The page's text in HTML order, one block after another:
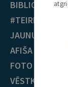
BIBLIOTĒKA
#TEIRDARBS
JAUNUMI
AFIŠA
FOTO / VIDEO
VĒSTKOPA